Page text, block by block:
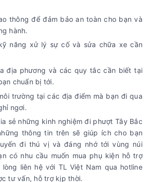
thông để đảm bảo an toàn cho bạn và
hành.
năng xử lý sự cố và sửa chữa xe cần
địa phương và các quy tắc cần biết tại
chuẩn bị tới.
trường tại các địa điểm mà bạn đi qua
ngơi.
sẻ những kinh nghiệm đi phượt Tây Bắc
thông tin trên sẽ giúp ích cho bạn
đi thú vị và đáng nhớ tới vùng núi
có nhu cầu muốn mua phụ kiện hỗ trợ
liên hệ với TL Việt Nam qua hotline
tư vấn, hỗ trợ kịp thời.